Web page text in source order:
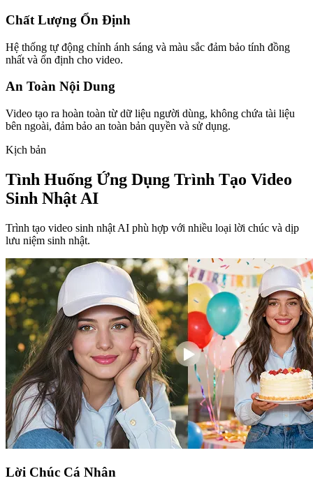
Chất Lượng Ổn Định
Hệ thống tự động chỉnh ánh sáng và màu sắc đảm bảo tính đồng
nhất và ổn định cho video.
An Toàn Nội Dung
Video tạo ra hoàn toàn từ dữ liệu người dùng, không chứa tài liệu
bên ngoài, đảm bảo an toàn bản quyền và sử dụng.
Kịch bản
Tình Huống Ứng Dụng Trình Tạo Video
Sinh Nhật AI
Trình tạo video sinh nhật AI phù hợp với nhiều loại lời chúc và dịp
lưu niệm sinh nhật.
Lời Chúc Cá Nhân